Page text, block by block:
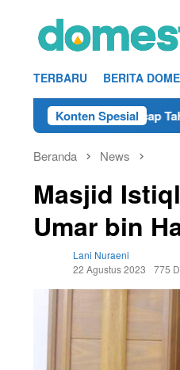
TERBARU BERITA
Konten Spesial
di Cilacap Tahun 2025
Beranda News
Masjid
Umar bin
Lani Nuraeni
22 Agustus 2023
775